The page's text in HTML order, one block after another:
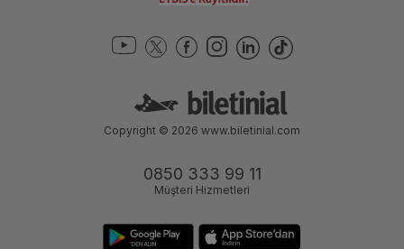
0850 333 99 11
Müşteri Hizmetleri
Copyright © 2026 www.biletinial.com